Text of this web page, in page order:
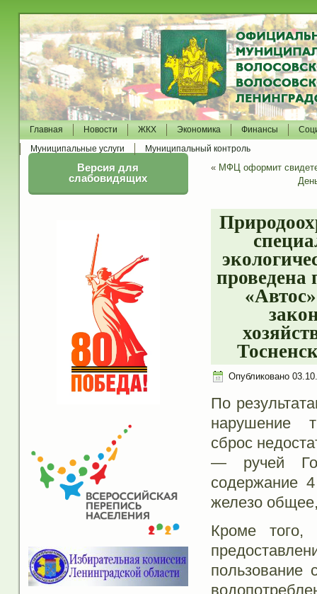
Главная Новости ЖКХ Экономика Финансы
Муниципальные услуги
Муниципальный контроль
Версия для
слабовидящих
« МФЦ оформит
Опубликовано
По
нарушение
сброс
— ручей
содержание
железо
Кроме